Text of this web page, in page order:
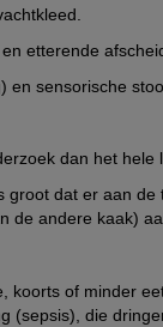
etterende
sensorische
dan het hele
dat er aan
de andere kaak)
koorts of minder
(sepsis), die